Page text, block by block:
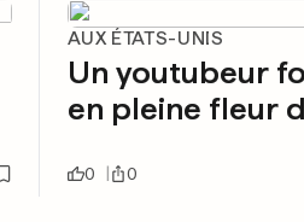
AUX ÉTATS-UNIS
Un youtubeur
en pleine fleur
0 0